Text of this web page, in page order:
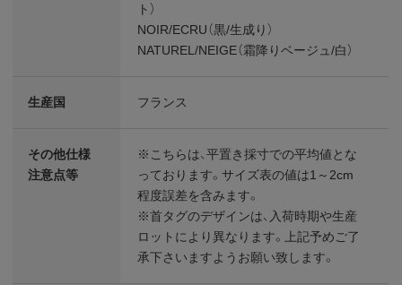
ト）
NOIR/ECRU（黒/生成り）
NATUREL/NEIGE（霜降りベージュ/白）
生産国 フランス
その他仕様
注意点等
※こちらは、平置き採寸での平均値とな
っております。サイズ表の値は1～2cm
程度誤差を含みます。
※首タグのデザインは、入荷時期や生産
ロットにより異なります。上記予めご了
承下さいますようお願い致します。